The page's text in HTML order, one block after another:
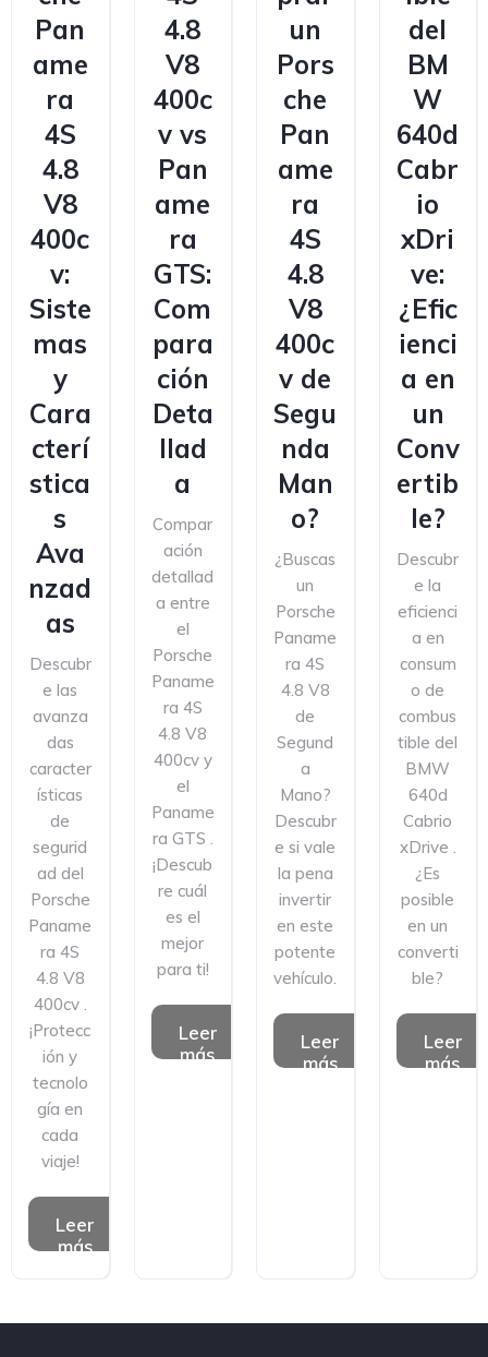
Pan
ame
ra
4S
4.8
V8
400c
v:
Siste
mas
y
Cara
cterí
stica
s
Ava
nzad
as
Descubr
e las
avanza
das
caracter
ísticas
de
segurid
ad del
Porsche
Paname
ra 4S
4.8 V8
400cv .
¡Protecc
ión y
tecnolo
gía en
cada
viaje!
Leer
más
4.8
V8
400c
v vs
Pan
ame
ra
GTS:
Com
para
ción
Deta
llad
a
Compar
ación
detallad
a entre
el
Porsche
Paname
ra 4S
4.8 V8
400cv y
el
Paname
ra GTS .
¡Descub
re cuál
es el
mejor
para ti!
Leer
más
un
Pors
che
Pan
ame
ra
4S
4.8
V8
400c
v de
Segu
nda
Man
o?
¿Buscas
un
Porsche
Paname
ra 4S
4.8 V8
de
Segund
a
Mano?
Descubr
e si vale
la pena
invertir
en este
potente
vehículo.
Leer
más
del
BM
W
640d
Cabr
io
xDri
ve:
¿Efic
ienci
a en
un
Conv
ertib
le?
Descubr
e la
eficienci
a en
consum
o de
combus
tible del
BMW
640d
Cabrio
xDrive .
¿Es
posible
en un
converti
ble?
Leer
más